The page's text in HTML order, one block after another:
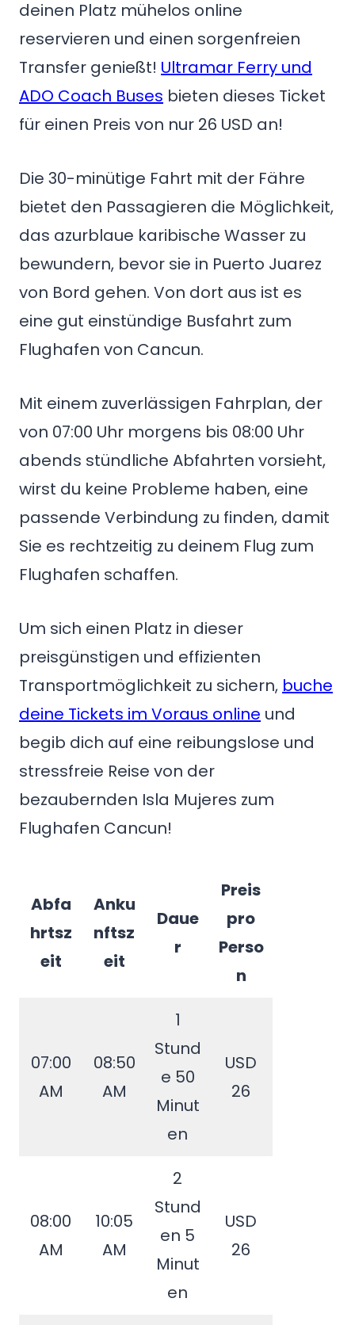
deinen Platz mühelos online
reservieren und einen sorgenfreien
Transfer genießt! Ultramar Ferry und
ADO Coach Buses bieten dieses Ticket
für einen Preis von nur 26 USD an!
Die 30-minütige Fahrt mit der Fähre
bietet den Passagieren die Möglichkeit,
das azurblaue karibische Wasser zu
bewundern, bevor sie in Puerto Juarez
von Bord gehen. Von dort aus ist es
eine gut einstündige Busfahrt zum
Flughafen von Cancun.
Mit einem zuverlässigen Fahrplan, der
von 07:00 Uhr morgens bis 08:00 Uhr
abends stündliche Abfahrten vorsieht,
wirst du keine Probleme haben, eine
passende Verbindung zu finden, damit
Sie es rechtzeitig zu deinem Flug zum
Flughafen schaffen.
Um sich einen Platz in dieser
preisgünstigen und effizienten
Transportmöglichkeit zu sichern, buche
deine Tickets im Voraus online und
begib dich auf eine reibungslose und
stressfreie Reise von der
bezaubernden Isla Mujeres zum
Flughafen Cancun!
Abfa
hrtsz
eit
Anku
nftsz
eit
Daue
r
Preis
pro
Perso
n
07:00
AM
08:50
AM
1
Stund
e 50
Minut
en
USD
26
08:00
AM
10:05
AM
2
Stund
en 5
Minut
en
USD
26